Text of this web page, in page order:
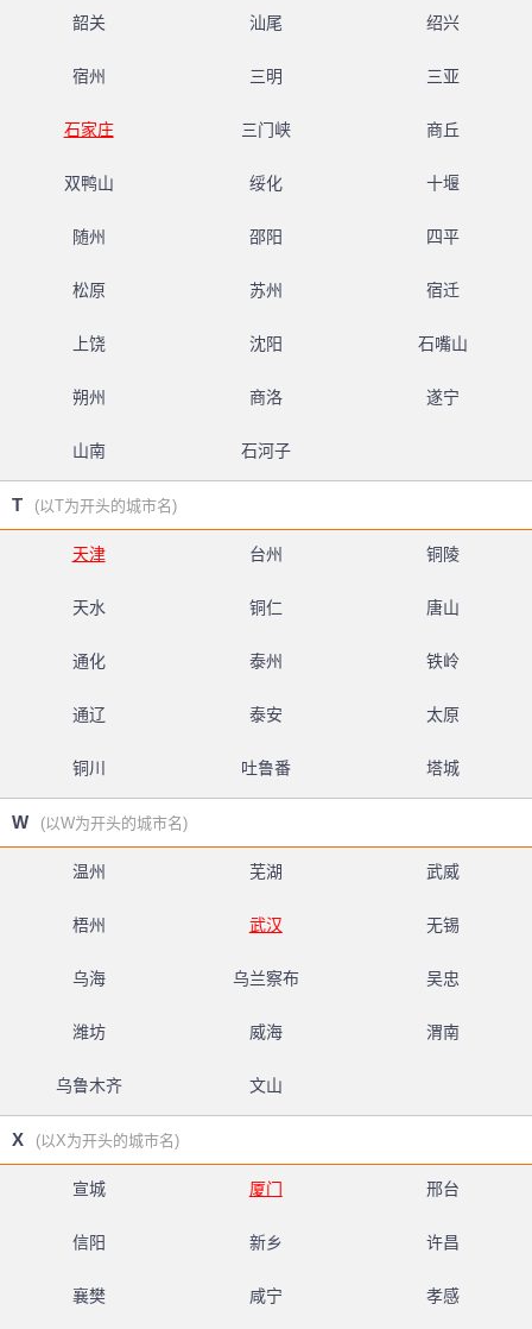
韶关 汕尾 绍兴
宿州 三明 三亚
石家庄 三门峡 商丘
双鸭山 绥化 十堰
随州 邵阳 四平
松原 苏州 宿迁
上饶 沈阳 石嘴山
朔州 商洛 遂宁
山南 石河子
T (以T为开头的城市名)
天津 台州 铜陵
天水 铜仁 唐山
通化 泰州 铁岭
通辽 泰安 太原
铜川 吐鲁番 塔城
W (以W为开头的城市名)
温州 芜湖 武威
梧州 武汉 无锡
乌海 乌兰察布 吴忠
潍坊 威海 渭南
乌鲁木齐 文山
X (以X为开头的城市名)
宣城 厦门 邢台
信阳 新乡 许昌
襄樊 咸宁 孝感